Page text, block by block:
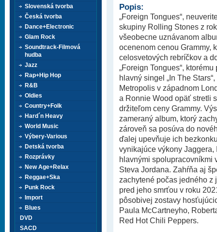
Popis:
„Foreign Tongues“,
skupiny Rolling Stones z
všeobecne uznávanom
ocenenom cenou Grammy,
celosvetových rebríčkov a
„Foreign Tongues“,
hlavný singel „In The
Metropolis v západnom
a Ronnie Wood opäť stretli
držiteľom ceny Grammy.
zameraný album, ktorý
zároveň sa posúva do
ďalej upevňuje ich
vynikajúce výkony
hlavnými spolupracovníkmi
Steva Jordana. Zahŕňa aj
zachytené počas jedného
pred jeho smrťou v roku
pôsobivej zostavy
Paula McCartneyho,
Red Hot Chili Peppers.
Slovenská tvorba
Česká tvorba
Dance+Electronic
Glam Rock
Soundtrack-Filmová
hudba
Jazz
Rap+Hip Hop
R&B
Oldies
Country+Folk
Hard´n Heavy
World Music
Výbery-Various
Detská tvorba
Rozprávky
New Age+Relax
Reggae+Ska
Punk Rock
Import
Blues
DVD
SACD